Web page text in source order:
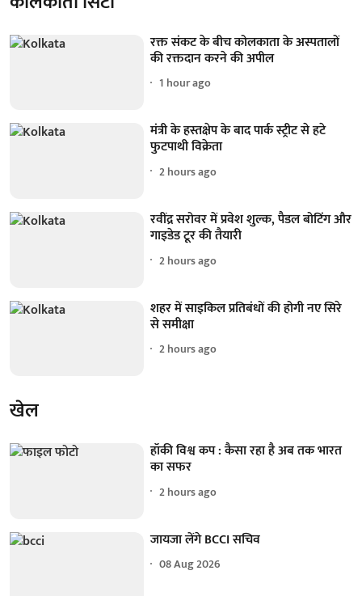
रक्त संकट के बीच कोलकाता के अस्पतालों
की रक्तदान करने की अपील
1 hour ago
मंत्री के हस्तक्षेप के बाद पार्क स्ट्रीट से हटे
फुटपाथी विक्रेता
2 hours ago
रवींद्र सरोवर में प्रवेश शुल्क, पैडल बोटिंग और
गाइडेड टूर की तैयारी
2 hours ago
शहर में साइकिल प्रतिबंधों की होगी नए सिरे
से समीक्षा
2 hours ago
खेल
हॉकी विश्व कप : कैसा रहा है अब तक भारत
का सफर
2 hours ago
जायजा लेंगे BCCI सचिव
08 Aug 2026